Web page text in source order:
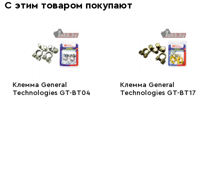
С этим товаром покупают
Клемма General
Technologies GT-BT04
Клемма General
Technologies GT-BT17